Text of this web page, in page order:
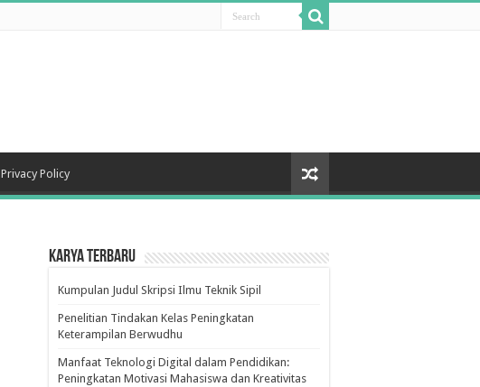
Privacy Policy
Karya Terbaru
Kumpulan Judul Skripsi Ilmu Teknik Sipil
Penelitian Tindakan Kelas Peningkatan
Keterampilan Berwudhu
Manfaat Teknologi Digital dalam Pendidikan:
Peningkatan Motivasi Mahasiswa dan Kreativitas